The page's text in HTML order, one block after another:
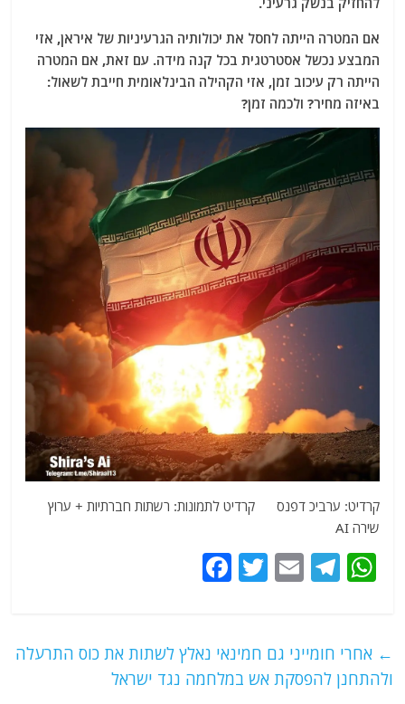
אם המטרה הייתה לחסל את יכולותיה הגרעיניות של איראן, אזי
המבצע נכשל אסטרטגית בכל קנה מידה. עם זאת, אם המטרה
הייתה רק עיכוב זמן, אזי הקהילה הבינלאומית חייבת לשאול:
באיזה מחיר? ולכמה זמן?
קרדיט: ערביכ דפנס קרדיט לתמונות: רשתות חברתיות + ערוץ
שירה AI
W
s
A
T
g
ra
E
l
T
er
e
b
← אחרי חומייני גם חמינאי נאלץ לשתות את כוס התרעלה
ולהתחנן להפסקת אש במלחמה נגד ישראל